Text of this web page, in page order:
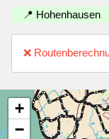
📍 Hohenhausen
❌
+
−